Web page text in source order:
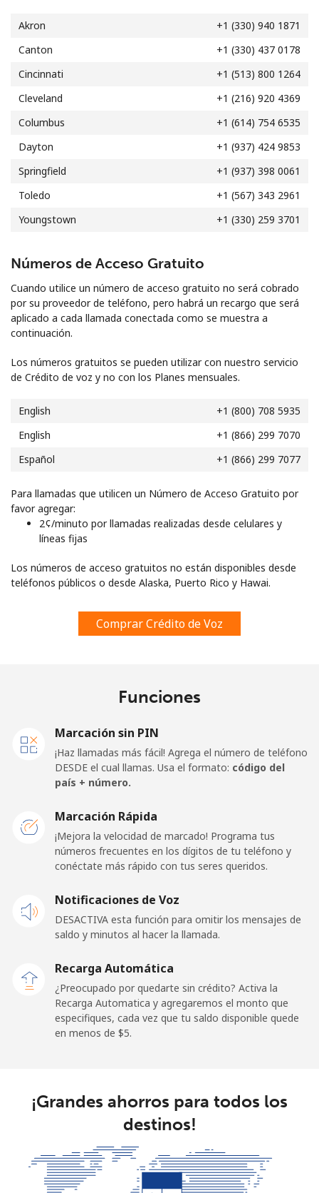
REGÍSTRATE →
o
Akron
+1 (330) 940 1871
Canton
+1 (330) 437 0178
Cincinnati
+1 (513) 800 1264
Cleveland
+1 (216) 920 4369
Columbus
+1 (614) 754 6535
Dayton
+1 (937) 424 9853
Springfield
+1 (937) 398 0061
Toledo
+1 (567) 343 2961
Youngstown
+1 (330) 259 3701
Números de Acceso Gratuito
Cuando utilice un número de acceso gratuito no será cobrado
por su proveedor de teléfono, pero habrá un recargo que será
aplicado a cada llamada conectada como se muestra a
continuación.
Los números gratuitos se pueden utilizar con nuestro servicio
de Crédito de voz y no con los Planes mensuales.
English
+1 (800) 708 5935
English
+1 (866) 299 7070
Español
+1 (866) 299 7077
Para llamadas que utilicen un Número de Acceso Gratuito por
favor agregar:
⁦2¢⁩/minuto por llamadas realizadas desde celulares y
líneas fijas
Los números de acceso gratuitos no están disponibles desde
teléfonos públicos o desde Alaska, Puerto Rico y Hawai.
Comprar Crédito de Voz
Funciones
Marcación sin PIN
¡Haz llamadas más fácil! Agrega el número de teléfono
DESDE el cual llamas. Usa el formato: código del
país + número.
Marcación Rápida
¡Mejora la velocidad de marcado! Programa tus
números frecuentes en los dígitos de tu teléfono y
conéctate más rápido con tus seres queridos.
Notificaciones de Voz
DESACTIVA esta función para omitir los mensajes de
saldo y minutos al hacer la llamada.
Recarga Automática
¿Preocupado por quedarte sin crédito? Activa la
Recarga Automatica y agregaremos el monto que
especifiques, cada vez que tu saldo disponible quede
en menos de ⁦$5⁩.
¡Grandes ahorros para todos los
destinos!